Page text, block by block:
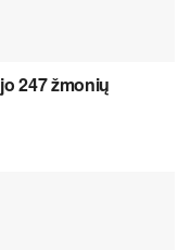
247 žmonių